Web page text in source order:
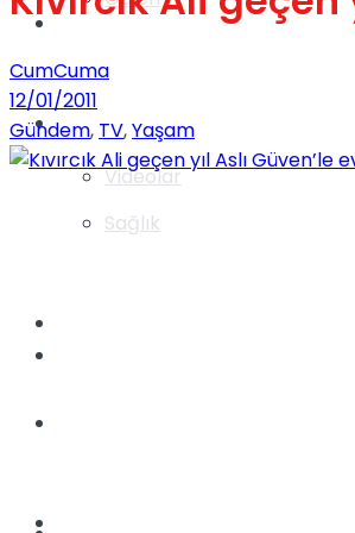
Videolar
Gündem
Yaşam
Sağlık
CumCuma
12/01/2011
Gündem, TV,Yaşam